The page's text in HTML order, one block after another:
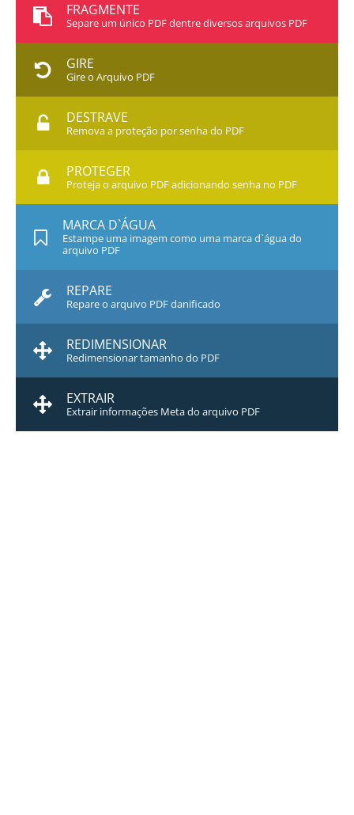
FRAGMENTE
Separe um único PDF dentre diversos arquivos PDF
GIRE
Gire o Arquivo PDF
DESTRAVE
Remova a proteção por senha do PDF
PROTEGER
Proteja o arquivo PDF adicionando senha no PDF
MARCA D`ÁGUA
Estampe uma imagem como uma marca d`água do
arquivo PDF
REPARE
Repare o arquivo PDF danificado
REDIMENSIONAR
Redimensionar tamanho do PDF
EXTRAIR
Extrair informações Meta do arquivo PDF